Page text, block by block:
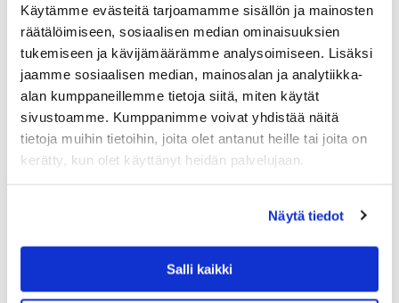
Käytämme evästeitä tarjoamamme sisällön ja mainosten
räätälöimiseen, sosiaalisen median ominaisuuksien
tukemiseen ja kävijämäärämme analysoimiseen. Lisäksi
jaamme sosiaalisen median, mainosalan ja analytiikka-
alan kumppaneillemme tietoja siitä, miten käytät
sivustoamme. Kumppanimme voivat yhdistää näitä
tietoja muihin tietoihin, joita olet antanut heille tai joita on
kerätty, kun olet käyttänyt heidän palvelujaan.
Näytä tiedot
Salli kaikki
Originaali Gantin Big star tähtityyny harvinaisena
pistaasin vihreänä. Tyynynpäällinen on vahvaa
puuvillaneulosta, joka säilyttää hyvin muotonsa käytössä.
Reunoja kiertää tere, jossa on valkoinen raita.